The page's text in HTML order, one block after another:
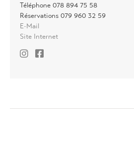
Téléphone 078 894 75 58
Réservations 079 960 32 59
E-Mail
Site Internet